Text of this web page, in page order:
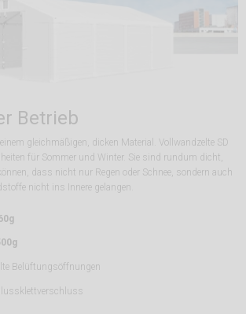
Betrieb
gleichmäßigen, dicken Material. Vollwandzelte SD
für Sommer und Winter. Sie sind rundum dicht,
dass nicht nur Regen oder Schnee, sondern auch
nicht ins Innere gelangen.
Belüftungsöffnungen